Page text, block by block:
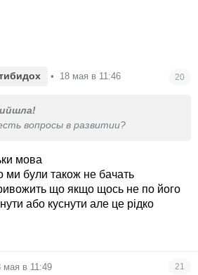
• 18 мая в 11:46 20
вопросы в развитии?
мова
ми були також не бачать
що якщо щось не по його
або куснути але це рідко
мая в 11:49 21